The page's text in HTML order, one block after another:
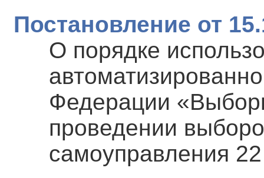
Постановление от
О порядке
Федерации
проведении
самоуправления